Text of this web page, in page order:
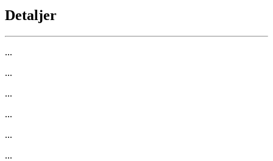
Detaljer
...
...
...
...
...
...